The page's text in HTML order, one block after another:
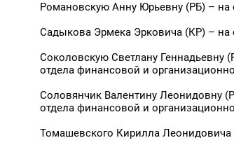
Романовскую Анну Юрьевну (РБ) – на
Садыкова Эрмека Эрковича (КР) – на
Соколовскую Светлану Геннадьевну
отдела финансовой и
Соловянчик Валентину Леонидовну
отдела финансовой и
Томашевского Кирилла Леонидовича